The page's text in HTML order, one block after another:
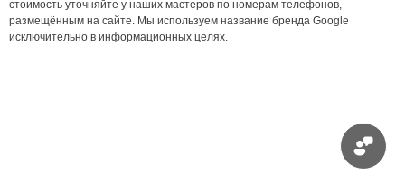
стоимость уточняйте у наших мастеров по номерам телефонов,
размещённым на сайте. Мы используем название бренда Google
исключительно в информационных целях.